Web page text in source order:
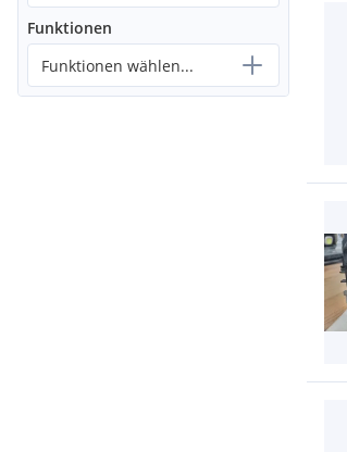
Funktionen
Funktionen wählen...